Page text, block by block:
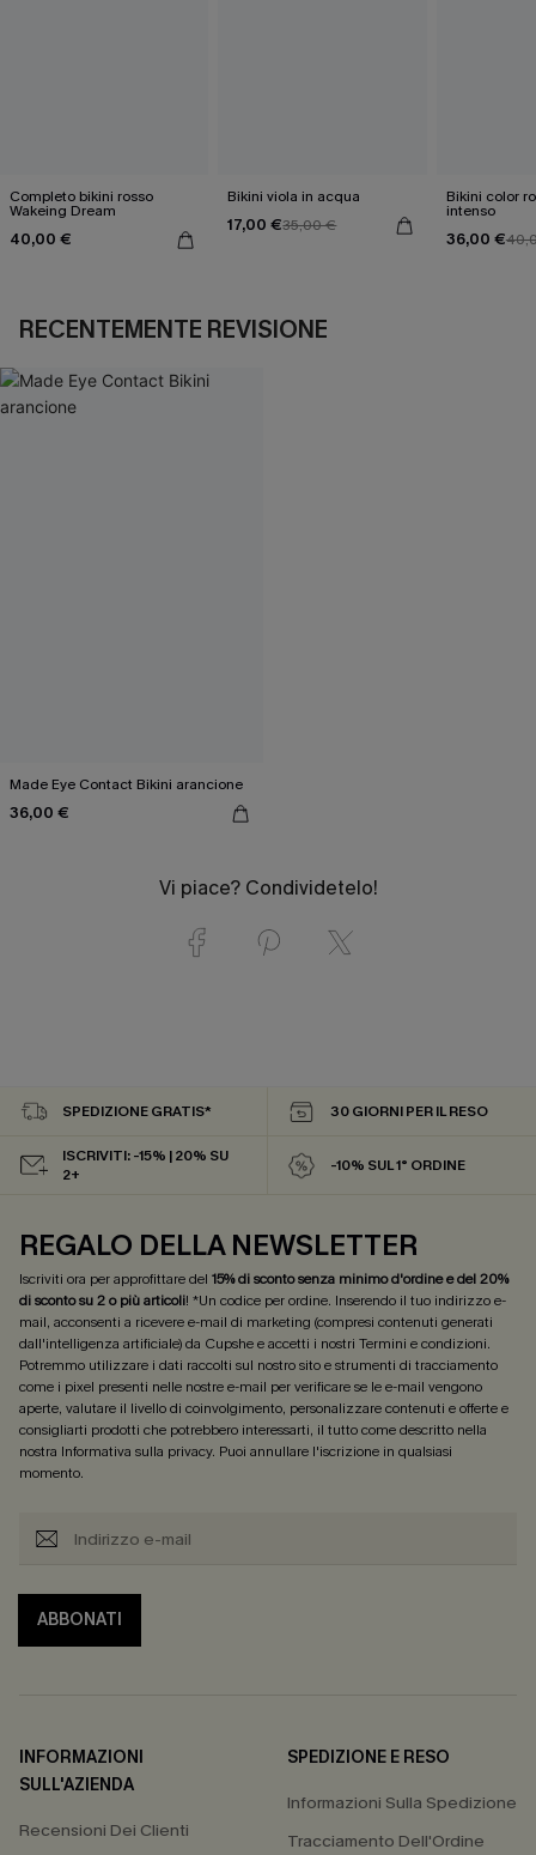
Completo bikini rosso
Wakeing Dream
40,00 €
Bikini viola in acqua
17,00 €35,00 €
Bikini color
intenso
36,00 €
RECENTEMENTE REVISIONE
Made Eye Contact Bikini arancione
36,00 €
Vi piace? Condividetelo!
SPEDIZIONE GRATIS* 30 GIORNI PER IL RESO
ISCRIVITI: -15% | 20% SU
2+
-10% SUL 1° ORDINE
REGALO DELLA NEWSLETTER
Iscriviti ora per approfittare del 15% di sconto senza minimo d'ordine e del 20%
di sconto su 2 o più articoli! *Un codice per ordine. Inserendo il tuo indirizzo e-
mail, acconsenti a ricevere e-mail di marketing (compresi contenuti generati
dall'intelligenza artificiale) da Cupshe e accetti i nostri Termini e condizioni.
Potremmo utilizzare i dati raccolti sul nostro sito e strumenti di tracciamento
come i pixel presenti nelle nostre e-mail per verificare se le e-mail vengono
aperte, valutare il livello di coinvolgimento, personalizzare contenuti e offerte e
consigliarti prodotti che potrebbero interessarti, il tutto come descritto nella
nostra Informativa sulla privacy. Puoi annullare l'iscrizione in qualsiasi
momento.
ABBONATI
INFORMAZIONI
SULL'AZIENDA
Recensioni Dei Clienti
SPEDIZIONE E RESO
Informazioni Sulla Spedizione
Tracciamento Dell'Ordine